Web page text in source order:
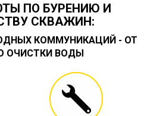
ПО БУРЕНИЮ И
СКВАЖИН:
КОММУНИКАЦИЙ - ОТ
ОЧИСТКИ ВОДЫ